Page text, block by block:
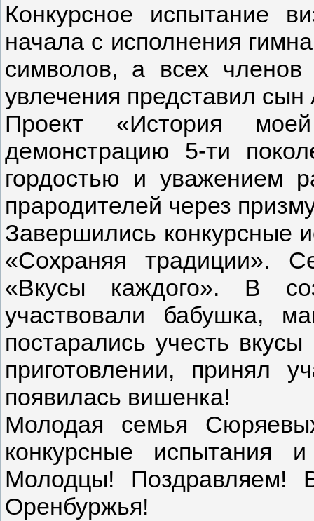
Конкурсное испытание
начала с исполнения
символов, а всех
увлечения представил сын
Проект «История
демонстрацию 5-ти
гордостью и уважением
прародителей через
Завершились конкурсные
«Сохраняя традиции».
«Вкусы каждого». В
участвовали бабушка,
постарались учесть
приготовлении, принял
появилась вишенка!
Молодая семья
конкурсные испытания
Молодцы! Поздравляем!
Оренбуржья!